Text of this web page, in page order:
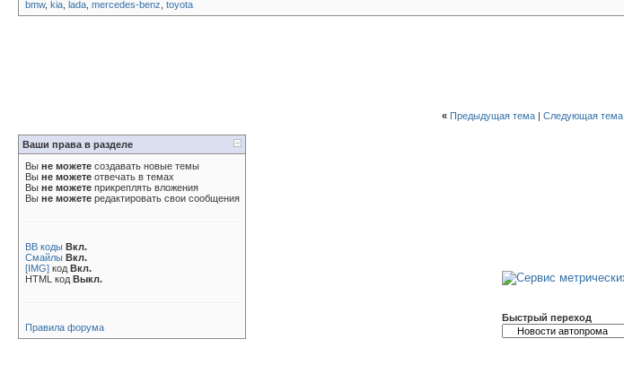
bmw, kia lada mercedes-benz toyota
« Предыдущая тема| Следующая тема
Ваши права в разделе
Вы не можете создавать новые темы
Вы не можете отвечать в темах
Вы не можете прикреплять вложения
Вы не можете редактировать свои сообщения
BB коды Вкл.
Смайлы Вкл.
[IMG] код Вкл.
HTML код Выкл.
Правила форума
Быстрый переход